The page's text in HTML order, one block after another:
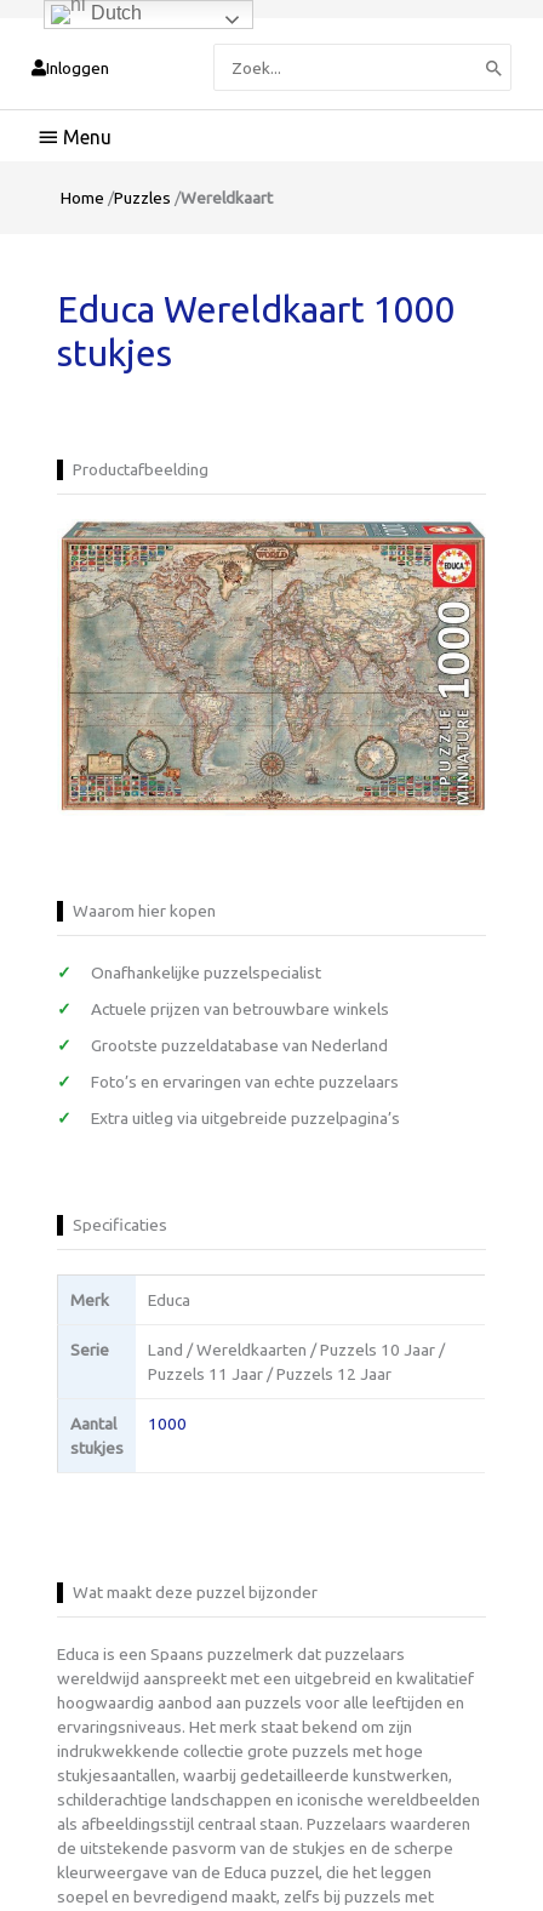
Inloggen
naar:
Hoofdmenu
Home /Puzzles /Wereldkaart
Educa Wereldkaart 1000
stukjes
Productafbeelding
Waarom hier kopen
Onafhankelijke puzzelspecialist
Actuele prijzen van betrouwbare winkels
Grootste puzzeldatabase van Nederland
Foto’s en ervaringen van echte puzzelaars
Extra uitleg via uitgebreide puzzelpagina’s
Specificaties
Merk Educa
Serie
Land / Wereldkaarten / Puzzels 10 Jaar /
Puzzels 11 Jaar / Puzzels 12 Jaar
Aantal
stukjes
1000
Wat maakt deze puzzel bijzonder
Educa is een Spaans puzzelmerk dat puzzelaars
wereldwijd aanspreekt met een uitgebreid en kwalitatief
hoogwaardig aanbod aan puzzels voor alle leeftijden en
ervaringsniveaus. Het merk staat bekend om zijn
indrukwekkende collectie grote puzzels met hoge
stukjesaantallen, waarbij gedetailleerde kunstwerken,
schilderachtige landschappen en iconische wereldbeelden
als afbeeldingsstijl centraal staan. Puzzelaars waarderen
de uitstekende pasvorm van de stukjes en de scherpe
kleurweergave van de Educa puzzel, die het leggen
soepel en bevredigend maakt, zelfs bij puzzels met
Dutch